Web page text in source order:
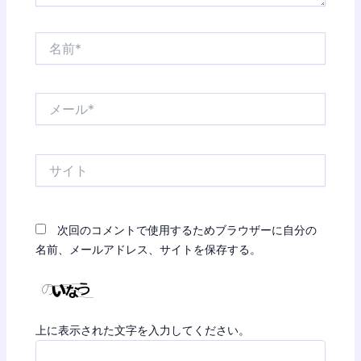
次回のコメントで使用するためブラウザーに自分の
名前、メールアドレス、サイトを保存する。
上に表示された文字を入力してください。